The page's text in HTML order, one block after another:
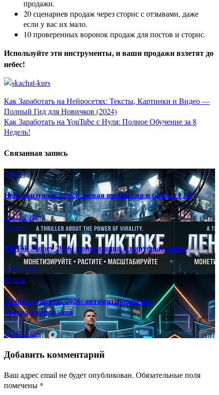
продажи.
20 сценариев продаж через сторис с отзывами, даже
если у вас их мало.
10 проверенных воронок продаж для постов и сторис.
Используйте эти инструменты, и ваши продажи взлетят до
небес!
Навигация
по
записям
Как Заработать на Нейросетях: Тексты, Картинки и Видео —
Полный Гид для Новичков (2024)
Как Заработать на YouTube с Нуля: Полное Обучение за 8
Недель!
Связанная запись
Курсы
Нейровизуалист 2026: новая профессия и работа с AI
31.07.2026
Курсы
TikTok Money 2026: монетизация и вирусные ниши
29.07.2026
Курсы
AI-инструменты 2026: автоматизация без
программирования
26.07.2026
Добавить комментарий
Ваш адрес email не будет опубликован. Обязательные поля
помечены *